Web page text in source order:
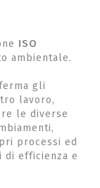
ISO
ambientale.
gli
lavoro,
le diverse
processi ed
di efficienza e